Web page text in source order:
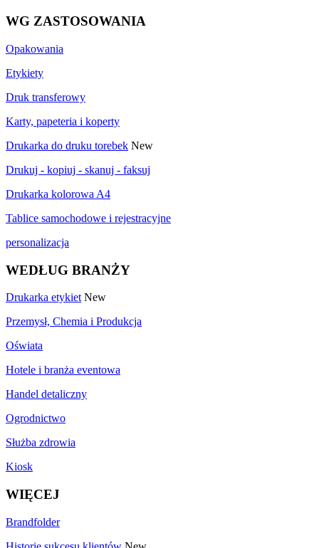
WG ZASTOSOWANIA
Opakowania
Etykiety
Druk transferowy
Karty, papeteria i koperty
Drukarka do druku torebek New
Drukuj - kopiuj - skanuj - faksuj
Drukarka kolorowa A4
Tablice samochodowe i rejestracyjne
personalizacja
WEDŁUG BRANŻY
Drukarka etykiet New
Przemysł, Chemia i Produkcja
Oświata
Hotele i branża eventowa
Handel detaliczny
Ogrodnictwo
Służba zdrowia
Kiosk
WIĘCEJ
Brandfolder